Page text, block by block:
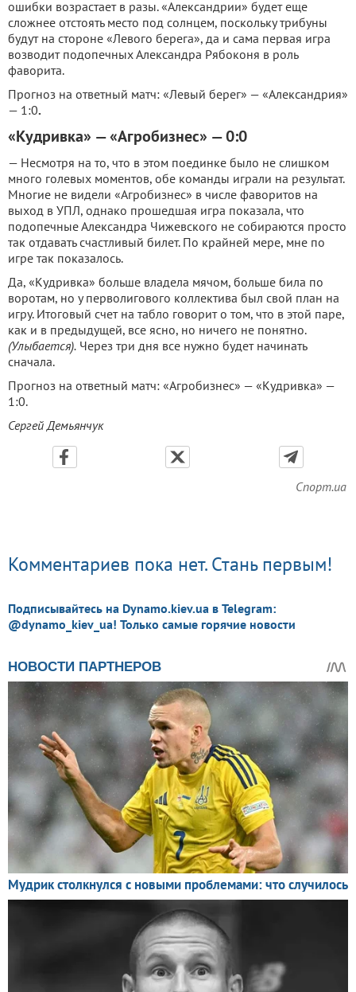
ошибки возрастает в разы. «Александрии» будет еще
сложнее отстоять место под солнцем, поскольку трибуны
будут на стороне «Левого берега», да и сама первая игра
возводит подопечных Александра Рябоконя в роль
фаворита.
Прогноз на ответный матч: «Левый берег» — «Александрия»
— 1:0.
«Кудривка» — «Агробизнес» — 0:0
— Несмотря на то, что в этом поединке было не слишком
много голевых моментов, обе команды играли на результат.
Многие не видели «Агробизнес» в числе фаворитов на
выход в УПЛ, однако прошедшая игра показала, что
подопечные Александра Чижевского не собираются просто
так отдавать счастливый билет. По крайней мере, мне по
игре так показалось.
Да, «Кудривка» больше владела мячом, больше била по
воротам, но у перволигового коллектива был свой план на
игру. Итоговый счет на табло говорит о том, что в этой паре,
как и в предыдущей, все ясно, но ничего не понятно.
(Улыбается). Через три дня все нужно будет начинать
сначала.
Прогноз на ответный матч: «Агробизнес» — «Кудривка» —
1:0.
Сергей Демьянчук
Спорт.ua
Комментариев пока нет. Стань первым!
Подписывайтесь на Dynamo.kiev.ua в Telegram:
@dynamo_kiev_ua! Только самые горячие новости